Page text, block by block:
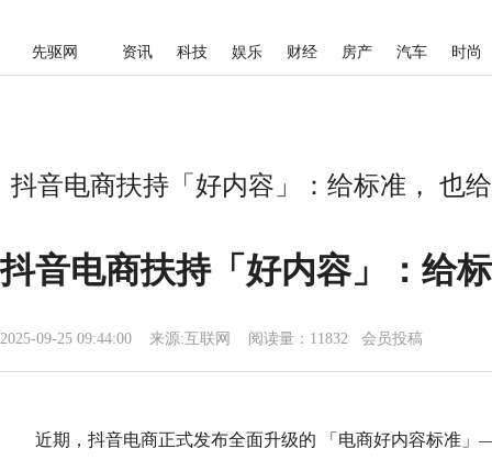
先驱网 资讯 科技 娱乐 财经 房产 汽车 时尚
抖音电商扶持「好内容」：给标准， 也
抖音电商扶持「好内容」：给
2025-09-25 09:44:00 来源:互联网 阅读量：11832 会员投稿
近期，抖音电商正式发布全面升级的 「电商好内容标准